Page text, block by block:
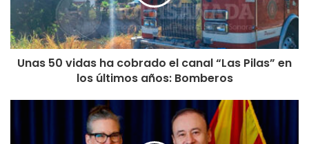
Unas 50 vidas ha cobrado el canal “Las Pilas” en
los últimos años: Bomberos